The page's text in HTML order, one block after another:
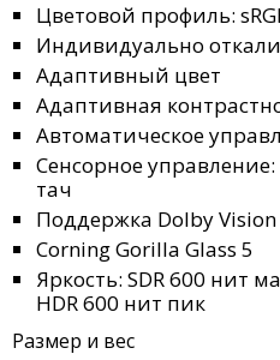
Цветовой профиль:
Индивидуально
Адаптивный цвет
Адаптивная
Автоматическое
Сенсорное
тач
Поддержка Dolby Vision
Corning Gorilla Glass 5
Яркость: SDR 600 нит
HDR 600 нит пик
Размер и вес